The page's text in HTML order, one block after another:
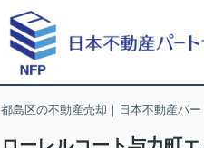
都島区の不動産売却｜日本不動産パ